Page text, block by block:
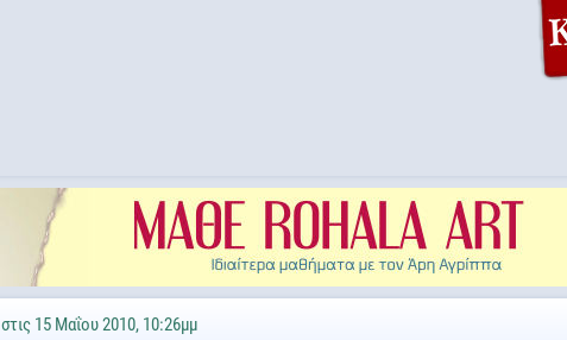
στις 15 Μαΐου 2010, 10:26μμ